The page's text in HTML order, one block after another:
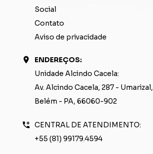
CENTRAL DE ATENDIMENTO:
+55 (81) 99179.4594
Social
Contato
Aviso de privacidade
ENDEREÇOS:
Unidade Alcindo Cacela:
Av. Alcindo Cacela, 287 - Umarizal,
Belém - PA, 66060-902